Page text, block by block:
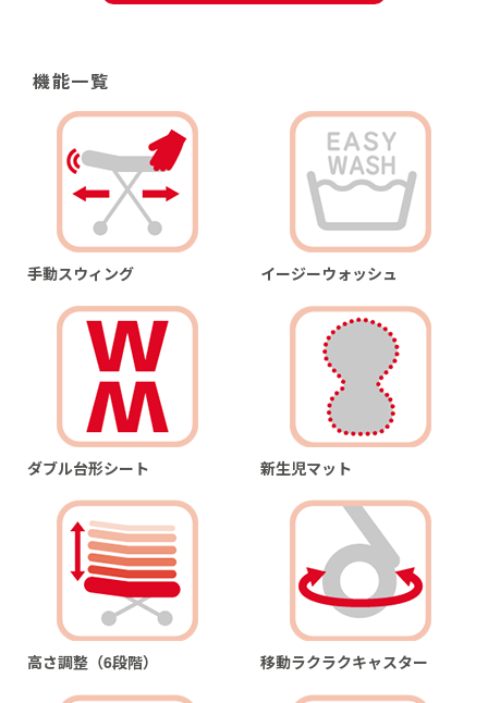
機能一覧
手動スウィング イージーウォッシュ
ダブル台形シート 新生児マット
高さ調整（6段階） 移動ラクラクキャスター